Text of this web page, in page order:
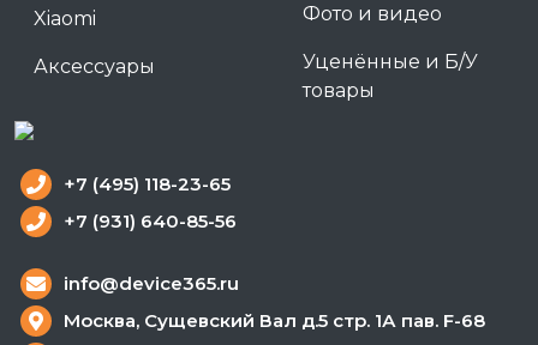
Xiaomi
Аксессуары
Фото и видео
Уценённые и Б/У
товары
+7 (495) 118-23-65
+7 (931) 640-85-56
info@device365.ru
Москва, Сущевский Вал д.5 стр. 1А пав. F-68